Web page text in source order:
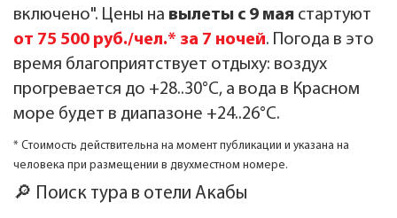
включено". Цены на вылеты с 9 мая стартуют
от 75 500 руб./чел.* за 7 ночей. Погода в это
время благоприятствует отдыху: воздух
прогревается до +28..30°C, а вода в Красном
море будет в диапазоне +24..26°C.
* Стоимость действительна на момент публикации и указана на
человека при размещении в двухместном номере.
🔎 Поиск тура в отели Акабы